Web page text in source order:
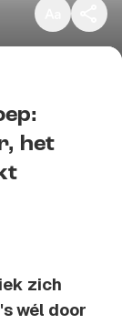
het
zich
wél door